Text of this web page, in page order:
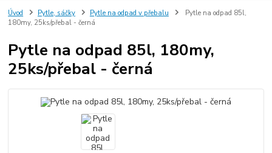
Úvod Pytle, sáčky Pytle na odpad v přebalu
Pytle na odpad 85l,
180my, 25ks/přebal - černá
Pytle na odpad 85l, 180my,
25ks/přebal - černá